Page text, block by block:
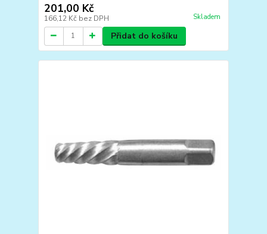
201,00 Kč
166,12 Kč bez DPH Skladem
Přidat do košíku